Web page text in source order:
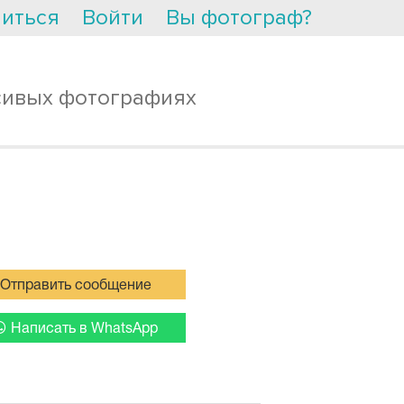
Войти Вы фотограф?
фотографиях
Отправить сообщение
Написать в WhatsApp